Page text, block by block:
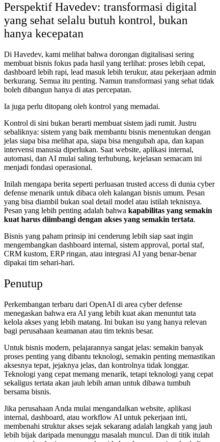
Perspektif Havedev: transformasi digital
yang sehat selalu butuh kontrol, bukan
hanya kecepatan
Di Havedev, kami melihat bahwa dorongan digitalisasi sering
membuat bisnis fokus pada hasil yang terlihat: proses lebih cepat,
dashboard lebih rapi, lead masuk lebih terukur, atau pekerjaan admin
berkurang. Semua itu penting. Namun transformasi yang sehat tidak
boleh dibangun hanya di atas percepatan.
Ia juga perlu ditopang oleh kontrol yang memadai.
Kontrol di sini bukan berarti membuat sistem jadi rumit. Justru
sebaliknya: sistem yang baik membantu bisnis menentukan dengan
jelas siapa bisa melihat apa, siapa bisa mengubah apa, dan kapan
intervensi manusia diperlukan. Saat website, aplikasi internal,
automasi, dan AI mulai saling terhubung, kejelasan semacam ini
menjadi fondasi operasional.
Inilah mengapa berita seperti perluasan trusted access di dunia cyber
defense menarik untuk dibaca oleh kalangan bisnis umum. Pesan
yang bisa diambil bukan soal detail model atau istilah teknisnya.
Pesan yang lebih penting adalah bahwa kapabilitas yang semakin
kuat harus diimbangi dengan akses yang semakin tertata.
Bisnis yang paham prinsip ini cenderung lebih siap saat ingin
mengembangkan dashboard internal, sistem approval, portal staf,
CRM kustom, ERP ringan, atau integrasi AI yang benar-benar
dipakai tim sehari-hari.
Penutup
Perkembangan terbaru dari OpenAI di area cyber defense
menegaskan bahwa era AI yang lebih kuat akan menuntut tata
kelola akses yang lebih matang. Ini bukan isu yang hanya relevan
bagi perusahaan keamanan atau tim teknis besar.
Untuk bisnis modern, pelajarannya sangat jelas: semakin banyak
proses penting yang dibantu teknologi, semakin penting memastikan
aksesnya tepat, jejaknya jelas, dan kontrolnya tidak longgar.
Teknologi yang cepat memang menarik, tetapi teknologi yang cepat
sekaligus tertata akan jauh lebih aman untuk dibawa tumbuh
bersama bisnis.
Jika perusahaan Anda mulai mengandalkan website, aplikasi
internal, dashboard, atau workflow AI untuk pekerjaan inti,
membenahi struktur akses sejak sekarang adalah langkah yang jauh
lebih bijak daripada menunggu masalah muncul. Dan di titik itulah